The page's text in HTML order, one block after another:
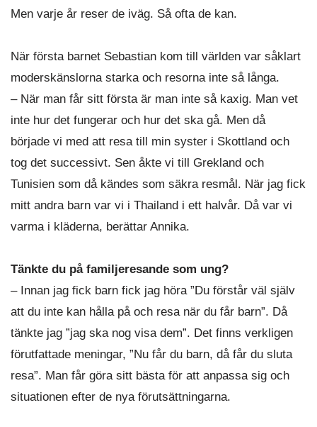
Men varje år reser de iväg. Så ofta de kan.
När första barnet Sebastian kom till världen var såklart
moderskänslorna starka och resorna inte så långa.
– När man får sitt första är man inte så kaxig. Man vet
inte hur det fungerar och hur det ska gå. Men då
började vi med att resa till min syster i Skottland och
tog det successivt. Sen åkte vi till Grekland och
Tunisien som då kändes som säkra resmål. När jag fick
mitt andra barn var vi i Thailand i ett halvår. Då var vi
varma i kläderna, berättar Annika.
Tänkte du på familjeresande som ung?
– Innan jag fick barn fick jag höra ”Du förstår väl själv
att du inte kan hålla på och resa när du får barn”. Då
tänkte jag ”jag ska nog visa dem”. Det finns verkligen
förutfattade meningar, ”Nu får du barn, då får du sluta
resa”. Man får göra sitt bästa för att anpassa sig och
situationen efter de nya förutsättningarna.